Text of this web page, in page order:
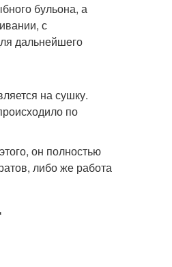
бульона, а
с
дальнейшего
на сушку.
по
он полностью
либо же работа